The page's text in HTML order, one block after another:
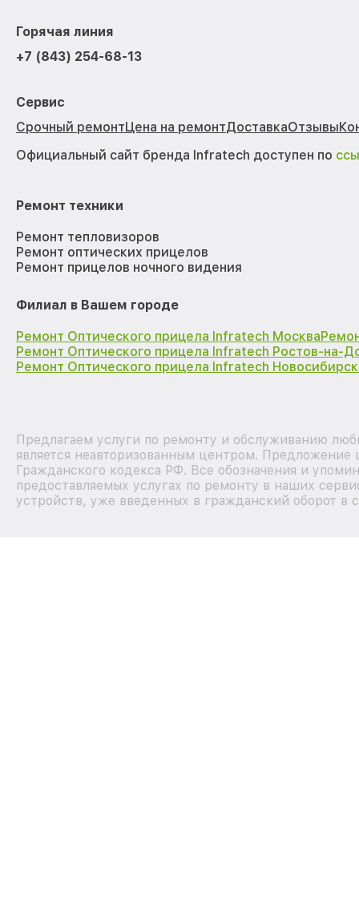
Горячая линия
+7 (843) 254-68-13
Сервис
Срочный ремонтЦена на ремонтДоставкаОтзывы
Официальный сайт бренда Infratech доступен по
Ремонт техники
Ремонт тепловизоров
Ремонт оптических прицелов
Ремонт прицелов ночного видения
Филиал в Вашем городе
Ремонт Оптического прицела Infratech Москва
Ремонт Оптического прицела Infratech Ростов-на-
Ремонт Оптического прицела Infratech Новосибирск
Предлагаем услуги по ремонту и обслуживанию
является неавторизованным центром.
Гражданского кодекса РФ. Все обозначения и
предоставляемых услугах по ремонту в наших
устройств, уже введенных в гражданский оборот в